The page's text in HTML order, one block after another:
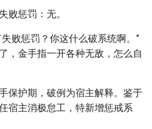
败惩罚：无。
败惩罚？你这什么破系统啊。”
，金手指一开各种无敌，怎么自
保护期，破例为宿主解释。鉴于
宿主消极怠工，特新增惩戒系